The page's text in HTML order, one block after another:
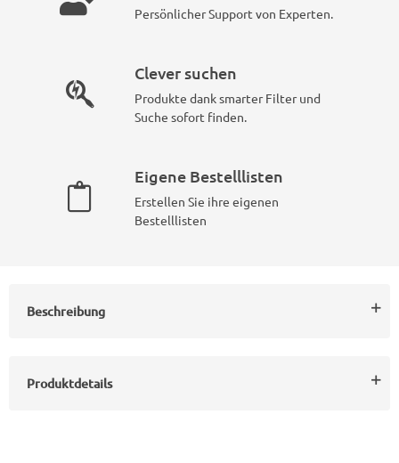
Persönlicher Support von Experten.
Clever suchen
Produkte dank smarter Filter und
Suche sofort finden.
Eigene Bestelllisten
Erstellen Sie ihre eigenen
Bestelllisten
Beschreibung
Produktdetails